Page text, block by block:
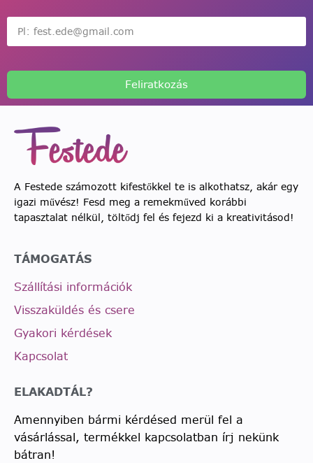
Feliratkozás
A Festede számozott kifestőkkel te is alkothatsz, akár egy
igazi művész! Fesd meg a remekműved korábbi
tapasztalat nélkül, töltődj fel és fejezd ki a kreativitásod!
TÁMOGATÁS
Szállítási információk
Visszaküldés és csere
Gyakori kérdések
Kapcsolat
ELAKADTÁL?
Amennyiben bármi kérdésed merül fel a
vásárlással, termékkel kapcsolatban írj nekünk
bátran!